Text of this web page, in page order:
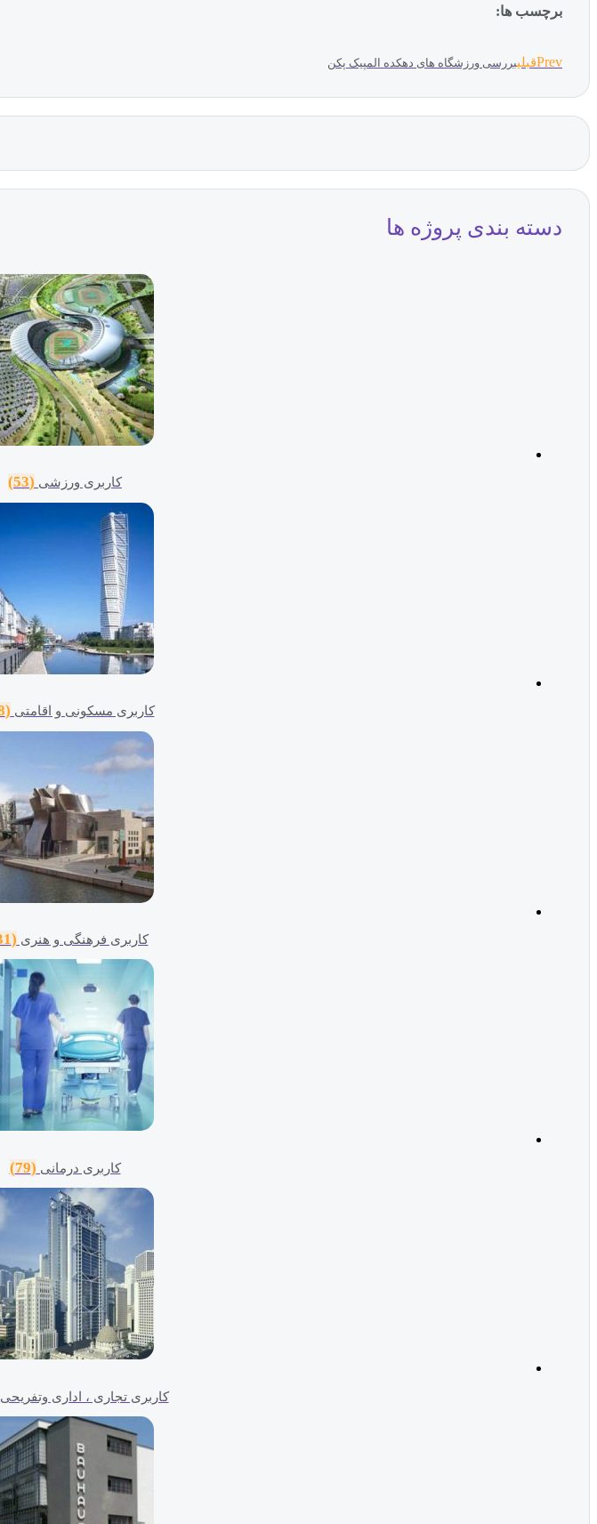
برچسب ها:
Prevقبلیبررسی ورزشگاه های دهکده المپیک پکن
دسته بندی پروژه ها
کاربری ورزشی (53)
کاربری مسکونی و اقامتی (248)
کاربری فرهنگی و هنری (131)
کاربری درمانی (79)
کاربری تجاری ، اداری وتفریحی